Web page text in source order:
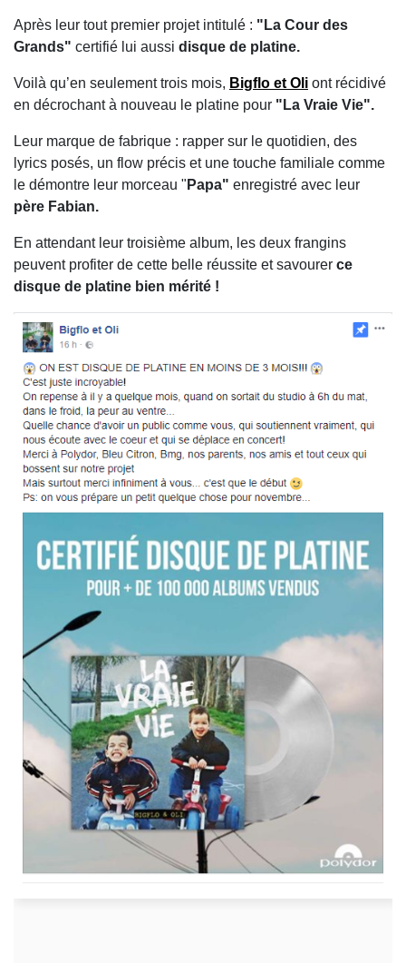
Après leur tout premier projet intitulé : "La Cour des
Grands" certifié lui aussi disque de platine.
Voilà qu’en seulement trois mois, Bigflo et Oli ont récidivé
en décrochant à nouveau le platine pour "La Vraie Vie".
Leur marque de fabrique : rapper sur le quotidien, des
lyrics posés, un flow précis et une touche familiale comme
le démontre leur morceau " Papa" enregistré avec leur
père Fabian.
En attendant leur troisième album, les deux frangins
peuvent profiter de cette belle réussite et savourer ce
disque de platine bien mérité !